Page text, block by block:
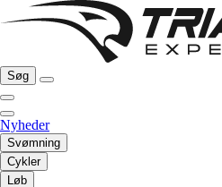
Søg
Nyheder
Svømning
Cykler
Løb